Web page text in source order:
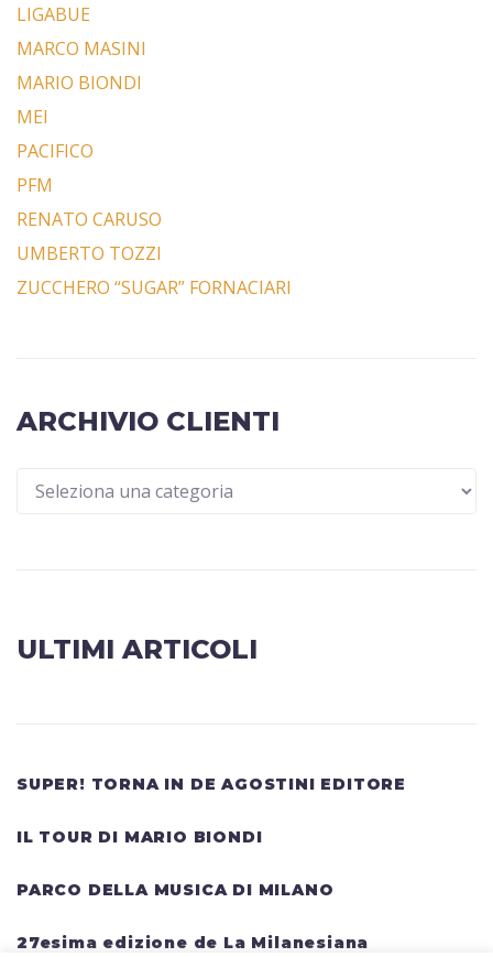
LIGABUE
MARCO MASINI
MARIO BIONDI
MEI
PACIFICO
PFM
RENATO CARUSO
UMBERTO TOZZI
ZUCCHERO “SUGAR” FORNACIARI
ARCHIVIO CLIENTI
ULTIMI ARTICOLI
SUPER! TORNA IN DE AGOSTINI EDITORE
IL TOUR DI MARIO BIONDI
PARCO DELLA MUSICA DI MILANO
27esima edizione de La Milanesiana